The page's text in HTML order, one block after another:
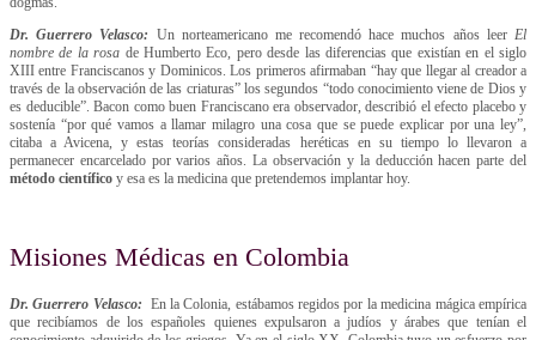
Dr. Guerrero Velasco: Un norteamericano me recomendó hace muchos años leerEl
nombre de la rosa de Humberto Eco, pero desde las diferencias que existían en el siglo
XIII entre Franciscanos y Dominicos. Los primeros afirmaban “hay que llegar al creador a
través de la observación de las criaturas” los segundos “todo conocimiento viene de Dios y
es deducible”. Bacon como buen Franciscano era observador, describió el efecto placebo y
sostenía “por qué vamos a llamar milagro una cosa que se puede explicar por una ley”,
citaba a Avicena, y estas teorías consideradas heréticas en su tiempo lo llevaron a
permanecer encarcelado por varios años. La observación y la deducción hacen parte del
método científico y esa es la medicina que pretendemos implantar hoy.
Misiones Médicas en Colombia
Dr. Guerrero Velasco: En la Colonia, estábamos regidos por la medicina mágica empírica
que recibíamos de los españoles quienes expulsaron a judíos y árabes que tenían el